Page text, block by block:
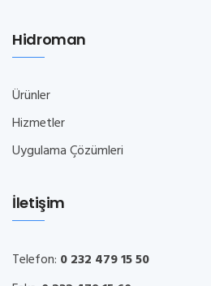
Hidroman
Ürünler
Hizmetler
Uygulama Çözümleri
İletişim
Telefon: 0 232 479 15 50